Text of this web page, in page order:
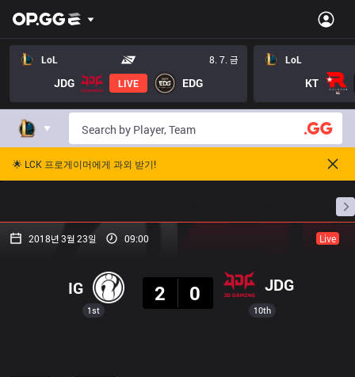
LoL 8. 7. 금
JDG LIVE EDG
LoL
KT
🌟 LCK 프로게이머에게 과외 받기!
프로빌
2018년 3월 23일 09:00 Live
1st
IG
2
0 JDG
10th